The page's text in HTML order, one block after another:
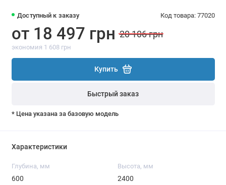
Доступный к заказу Код товара: 77020
от 18 497 грн 20 106 грн
экономия 1 608 грн
Купить
Быстрый заказ
* Цена указана за базовую модель
Характеристики
Глубина, мм
600
Высота, мм
2400